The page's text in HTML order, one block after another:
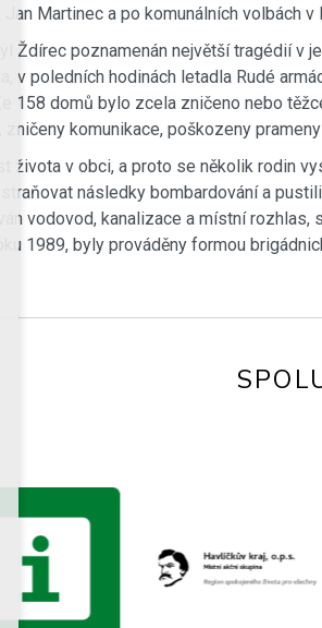
Jan Martinec a po komunálních
Ždírec poznamenán největší tragédií
v poledních hodinách letadla Rudé
158 domů bylo zcela zničeno nebo
zničeny komunikace, poškozeny
života v obci, a proto se několik rodin
následky bombardování a
vodovod, kanalizace a místní
1989, byly prováděny formou